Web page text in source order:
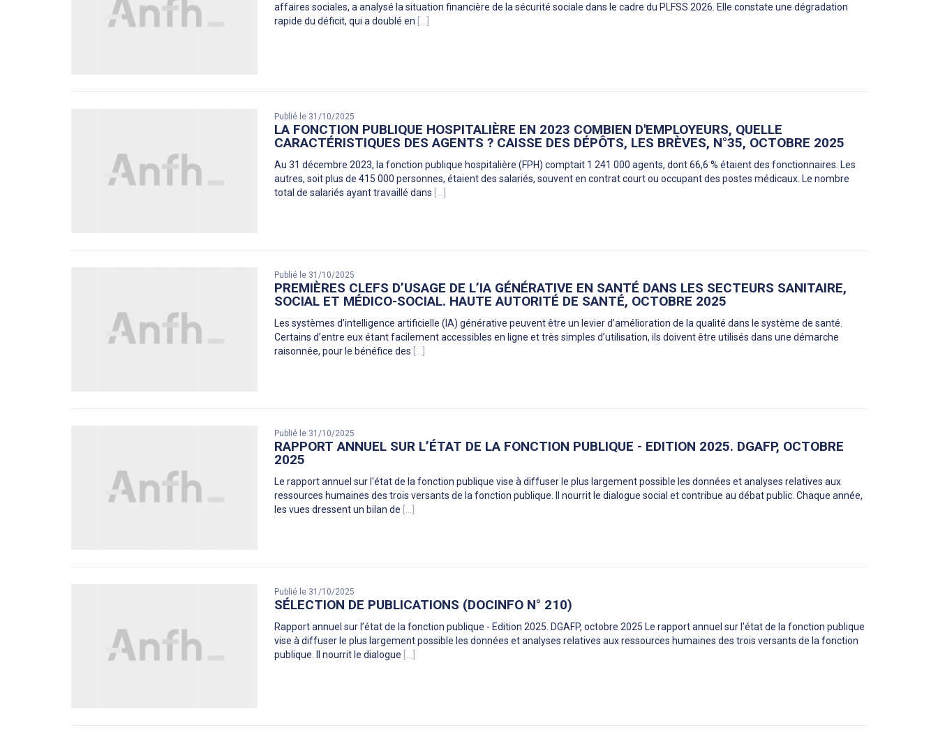
affaires sociales, a analysé la situation financière de la sécurité sociale dans le cadre du PLFSS 2026. Elle constate une dégradation
rapide du déficit, qui a doublé en [...]
Publié le 31/10/2025
LA FONCTION PUBLIQUE HOSPITALIÈRE EN 2023 COMBIEN D'EMPLOYEURS, QUELLE
CARACTÉRISTIQUES DES AGENTS ? CAISSE DES DÉPÔTS, LES BRÈVES, N°35, OCTOBRE 2025
Au 31 décembre 2023, la fonction publique hospitalière (FPH) comptait 1 241 000 agents, dont 66,6 % étaient des fonctionnaires. Les
autres, soit plus de 415 000 personnes, étaient des salariés, souvent en contrat court ou occupant des postes médicaux. Le nombre
total de salariés ayant travaillé dans [...]
Publié le 31/10/2025
PREMIÈRES CLEFS D’USAGE DE L’IA GÉNÉRATIVE EN SANTÉ DANS LES SECTEURS SANITAIRE,
SOCIAL ET MÉDICO-SOCIAL. HAUTE AUTORITÉ DE SANTÉ, OCTOBRE 2025
Les systèmes d’intelligence artificielle (IA) générative peuvent être un levier d’amélioration de la qualité dans le système de santé.
Certains d’entre eux étant facilement accessibles en ligne et très simples d’utilisation, ils doivent être utilisés dans une démarche
raisonnée, pour le bénéfice des [...]
Publié le 31/10/2025
RAPPORT ANNUEL SUR L’ÉTAT DE LA FONCTION PUBLIQUE - EDITION 2025. DGAFP, OCTOBRE
2025
Le rapport annuel sur l'état de la fonction publique vise à diffuser le plus largement possible les données et analyses relatives aux
ressources humaines des trois versants de la fonction publique. Il nourrit le dialogue social et contribue au débat public. Chaque année,
les vues dressent un bilan de [...]
Publié le 31/10/2025
SÉLECTION DE PUBLICATIONS (DOCINFO N° 210)
Rapport annuel sur l’état de la fonction publique - Edition 2025. DGAFP, octobre 2025 Le rapport annuel sur l'état de la fonction publique
vise à diffuser le plus largement possible les données et analyses relatives aux ressources humaines des trois versants de la fonction
publique. Il nourrit le dialogue [...]